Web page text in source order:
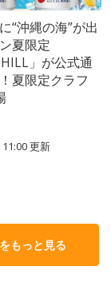
“沖縄の海”が出
夏限定
」が公式通
夏限定クラフ
更新
もっと見る